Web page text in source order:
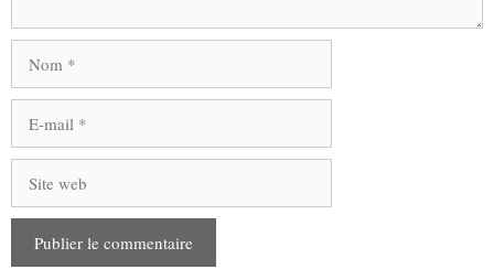
mail
web